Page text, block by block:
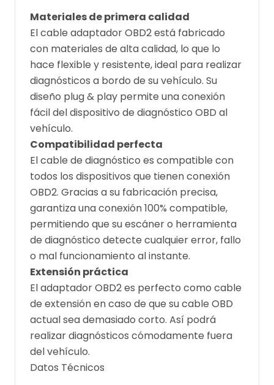
Materiales de primera calidad
El cable adaptador OBD2 está fabricado
con materiales de alta calidad, lo que lo
hace flexible y resistente, ideal para realizar
diagnósticos a bordo de su vehículo. Su
diseño plug & play permite una conexión
fácil del dispositivo de diagnóstico OBD al
vehículo.
Compatibilidad perfecta
El cable de diagnóstico es compatible con
todos los dispositivos que tienen conexión
OBD2. Gracias a su fabricación precisa,
garantiza una conexión 100% compatible,
permitiendo que su escáner o herramienta
de diagnóstico detecte cualquier error, fallo
o mal funcionamiento al instante.
Extensión práctica
El adaptador OBD2 es perfecto como cable
de extensión en caso de que su cable OBD
actual sea demasiado corto. Así podrá
realizar diagnósticos cómodamente fuera
del vehículo.
Datos Técnicos